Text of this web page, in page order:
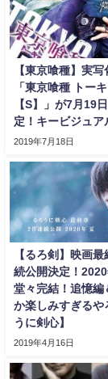
【東京喰種】実
「東京喰種 トー
【S】」が7月19
定！キービジュア
2019年7月18日
【るろ剣】映画
続公開決定！2020
堂々完結！追憶編
か楽しみすぎる
うに剣心】
2019年4月16日